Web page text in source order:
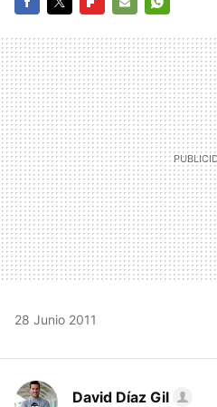
MAIL
28 Junio 2011
David Díaz Gil